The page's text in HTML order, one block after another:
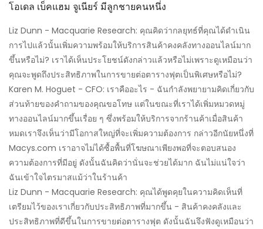
โอเดล เบ็คแฮม จูเนียร์ มีลูกชายคนหนึ่ง
Liz Dunn - Macquarie Research: คุณคิดว่ากลยุทธ์ที่คุณได้ดำเนิน
การไปแล้วนั้นเพิ่มความพร้อมให้บริการสินค้าคงคลังทางออนไลน์มาก
ขึ้นหรือไม่? เราได้เห็นประโยชน์ดังกล่าวแล้วหรือไม่เพราะดูเหมือนว่า
คุณจะพูดถึงประสิทธิภาพในการขายต่อตารางฟุตเป็นพิเศษหรือไม่?
Karen M. Hoguet - CFO: เราคืออะไร - ฉันกำลังพยายามคิดเกี่ยวกับ
ส่วนท้ายของคำถามของคุณขอโทษ แต่ในขณะที่เราได้เพิ่มหมวดหมู่
ทางออนไลน์มากขึ้นเรื่อย ๆ ซึ่งพร้อมให้บริการจากร้านค้าเมื่อสินค้า
หมดเราจึงเห็นว่ามีโอกาสใหญ่ที่จะเพิ่มความต้องการ กล่าวอีกนัยหนึ่งที่
Macys.com เราอาจไม่ได้ซื้อพื้นที่โฆษณาเพียงพอที่จะตอบสนอง
ความต้องการที่มีอยู่ ดังนั้นฉันคิดว่านั่นจะช่วยได้มาก ฉันไม่แน่ใจว่า
ฉันเข้าใจไตรมาสแม้ว่าในร้านค้า
Liz Dunn - Macquarie Research: คุณได้พูดคุยในความคิดเห็นที่
เตรียมไว้ของเราเกี่ยวกับประสิทธิภาพที่มากขึ้น - สินค้าคงคลังและ
ประสิทธิภาพที่ดีขึ้นในการขายต่อตารางฟุต ดังนั้นฉันจึงฟังดูเหมือนว่า